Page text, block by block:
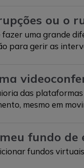
ou o
fazer uma grande
para gerir as
das
mesmo em
fundo de
fundos